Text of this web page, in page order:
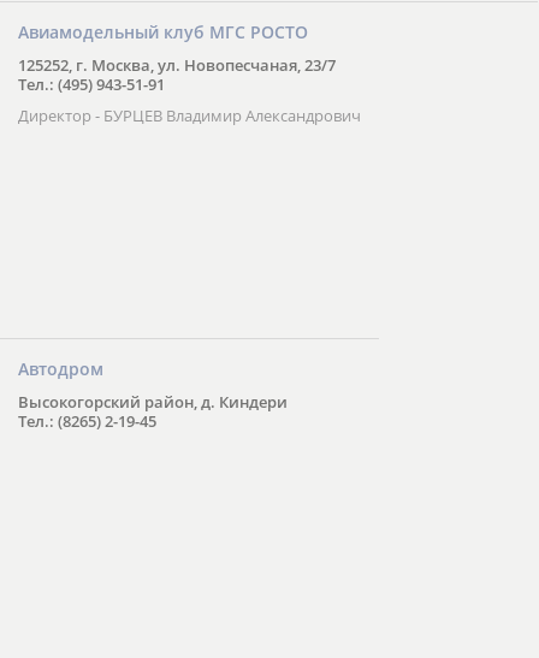
Авиамодельный клуб МГС РОСТО
125252, г. Москва, ул. Новопесчаная, 23/7
Тел.: (495) 943-51-91
Директор - БУРЦЕВ Владимир Александрович
Автодром
Высокогорский район, д. Киндери
Тел.: (8265) 2-19-45